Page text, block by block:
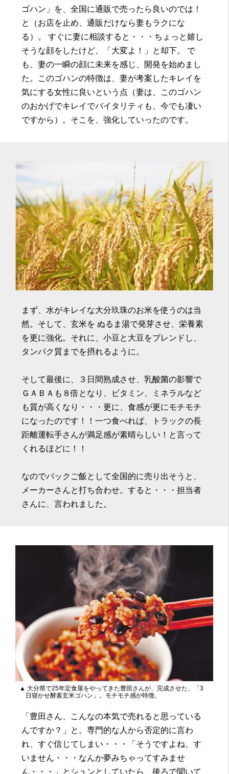
ゴハン」を、全国に通販で売ったら良いのでは！
と（お店を止め、通販だけなら妻もラクにな
る）。 すぐに妻に相談すると・・・ちょっと嬉し
そうな顔をしたけど、「大変よ！」と却下。 で
も、妻の一瞬の顔に未来を感じ、開発を始めまし
た。このゴハンの特徴は、妻が考案したキレイを
気にする女性に良いという点（妻は、このゴハン
のおかげでキレイでバイタリティも、今でも凄い
ですから）。そこを、強化していったのです。
まず、水がキレイな大分玖珠のお米を使うのは当
然。そして、玄米を ぬるま湯で発芽させ、栄養素
を更に強化。それに、小豆と大豆をブレンドし、
タンパク質までを摂れるように。
そして最後に、３日間熟成させ、乳酸菌の影響で
ＧＡＢＡも８倍となり、ビタミン、ミネラルなど
も質が高くなり・・・更に、食感が更にモチモチ
になったのです！！一つ食べれば、トラックの長
距離運転手さんが満足感が素晴らしい！と言って
くれるほどに！！
なのでパックご飯として全国的に売り出そうと、
メーカーさんと打ち合わせ。すると・・・担当者
さんに、言われました。
▲ 大分県で25年定食屋をやってきた豊田さんが、完成させた、「3
日寝かせ酵素玄米ゴハン」。モチモチ感が特徴。
「豊田さん、こんなの本気で売れると思っている
んですか？」と。専門的な人から否定的に言わ
れ、すぐ信じてしまい・・・「そうですよね、す
いません・・・なんか夢みちゃってすみませ
ん・・・」とシュンとしていたら、後ろで聞いて